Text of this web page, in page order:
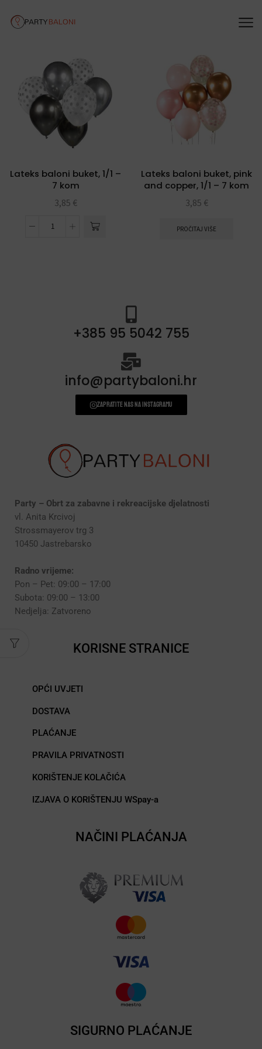
Lateks baloni buket, 1/1 –
7 kom
3,85 €
Lateks baloni buket, pink
and copper, 1/1 – 7 kom
3,85 €
PROČITAJ VIŠE
+385 95 5042 755
info@partybaloni.hr
Zapratite nas na instagramu
Party – Obrt za zabavne i rekreacijske djelatnosti
vl. Anita Krcivoj
Strossmayerov trg 3
10450 Jastrebarsko
Radno vrijeme:
Pon – Pet: 09:00 – 17:00
Subota: 09:00 – 13:00
Nedjelja: Zatvoreno
KORISNE STRANICE
OPĆI UVJETI
DOSTAVA
PLAĆANJE
PRAVILA PRIVATNOSTI
KORIŠTENJE KOLAČIĆA
IZJAVA O KORIŠTENJU WSpay-a
NAČINI PLAĆANJA
SIGURNO PLAĆANJE